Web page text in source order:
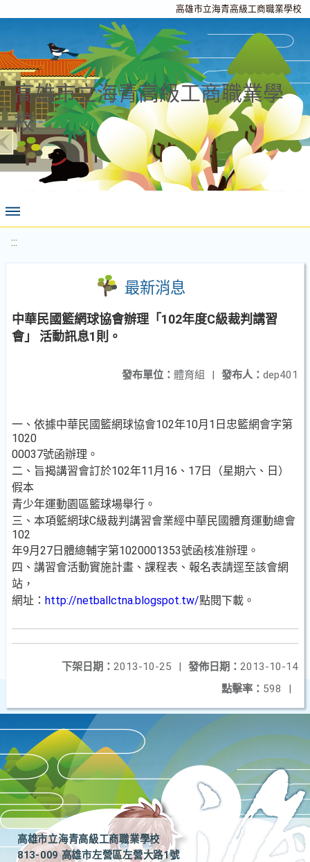
高雄市立海青高級工商職業學校
高雄市立海青高級工商職業學
校
:::
最新消息
中華民國籃網球協會辦理「102年度C級裁判講習
會」 活動訊息1則。
發布人： dep401
發布單位： 體育組 |
一、依據中華民國籃網球協會102年10月1日忠籃網會字第
1020
00037號函辦理。
二、旨揭講習會訂於102年11月16、17日（星期六、日）
假本
青少年運動園區籃球場舉行。
三、本項籃網球C級裁判講習會業經中華民國體育運動總會
102
年9月27日體總輔字第1020001353號函核准辦理。
四、講習會活動實施計畫、課程表、報名表請逕至該會網
站，
網址： http://netballctna.blogspot.tw/點閱下載。
發佈日期： 2013-10-14
下架日期： 2013-10-25
|
點擊率： 598 |
高雄市立海青高級工商職業學校
813-009 高雄市左營區左營大路1號